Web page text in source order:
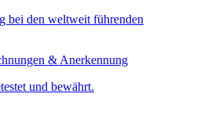
bei den weltweit führenden
& Anerkennung
und bewährt.